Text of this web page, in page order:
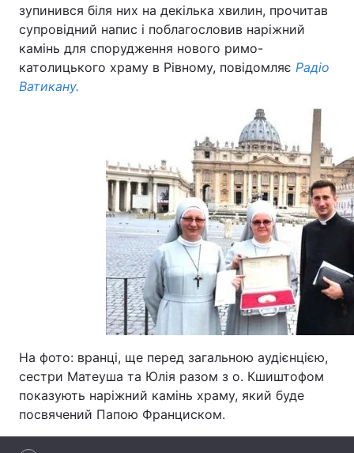
Здоров'я
Цікавинки Погода
Екологія
Відео з Youtube Статті
Думки
Вакансії
зупинився біля них на декілька хвилин, прочитав
супровідний напис і поблагословив наріжний
камінь для спорудження нового римо-
католицького храму в Рівному, повідомляє Радіо
Ватикану.
На фото: вранці, ще перед загальною аудієнцією,
сестри Матеуша та Юлія разом з о. Кшиштофом
показують наріжний камінь храму, який буде
посвячений Папою Франциском.